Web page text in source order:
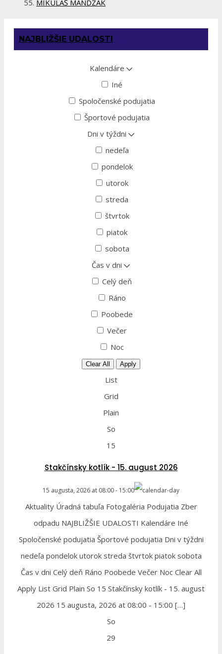
MIKULÁŠ MANDZÁK
NAJBLIŽŠIE UDALOSTI
Kalendáre
Iné
Spoločenské podujatia
Športové podujatia
Dni v týždni
nedeľa
pondelok
utorok
streda
štvrtok
piatok
sobota
Čas v dni
Celý deň
Ráno
Poobede
Večer
Noc
Clear All Apply
List
Grid
Plain
So
15
Stakčínsky kotlík - 15. august 2026
15 augusta, 2026 at 08:00- 15:00
Aktuality Úradná tabuľa Fotogaléria Podujatia Zber
odpadu NAJBLIŽŠIE UDALOSTI Kalendáre Iné
Spoločenské podujatia Športové podujatia Dni v týždni
nedeľa pondelok utorok streda štvrtok piatok sobota
Čas v dni Celý deň Ráno Poobede Večer Noc Clear All
Apply List Grid Plain So 15 Stakčínsky kotlík - 15. august
2026 15 augusta, 2026 at 08:00 - 15:00 […]
So
29